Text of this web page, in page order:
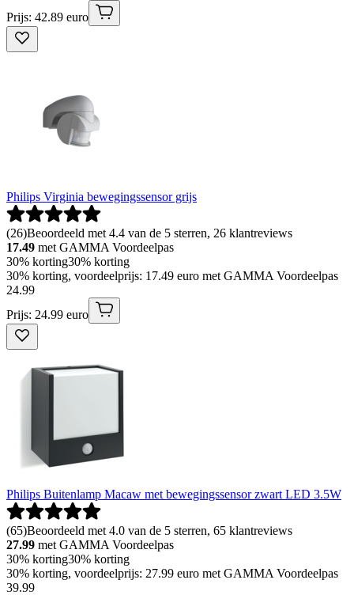
Prijs: 42.89 euro
Philips Virginia bewegingssensor grijs
(26)Beoordeeld met 4.4 van de 5 sterren, 26 klantreviews
17.49 met GAMMA Voordeelpas
30% korting30% korting
30% korting, voordeelprijs: 17.49 euro met GAMMA Voordeelpas
24.99
Prijs: 24.99 euro
Philips Buitenlamp Macaw met bewegingssensor zwart LED 3.5W
(65)Beoordeeld met 4.0 van de 5 sterren, 65 klantreviews
27.99 met GAMMA Voordeelpas
30% korting30% korting
30% korting, voordeelprijs: 27.99 euro met GAMMA Voordeelpas
39.99